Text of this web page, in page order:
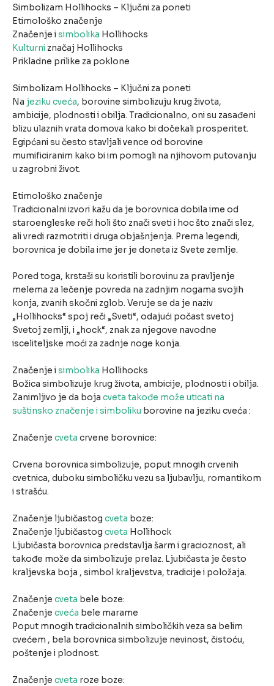
Simbolizam Hollihocks – Ključni za poneti
Etimološko značenje
Značenje isimbolika Hollihocks
Kulturni značaj Hollihocks
Prikladne prilike za poklone
Simbolizam Hollihocks – Ključni za poneti
Na jeziku cveća, borovine simbolizuju krug života,
ambicije, plodnosti i obilja. Tradicionalno, oni su zasađeni
blizu ulaznih vrata domova kako bi dočekali prosperitet.
Egipćani su često stavljali vence od borovine
mumificiranim kako bi im pomogli na njihovom putovanju
u zagrobni život.
Etimološko značenje
Tradicionalni izvori kažu da je borovnica dobila ime od
staroengleske reči holi što znači sveti i hoc što znači slez,
ali vredi razmotriti i druga objašnjenja. Prema legendi,
borovnica je dobila ime jer je doneta iz Svete zemlje.
Pored toga, krstaši su koristili borovinu za pravljenje
melema za lečenje povreda na zadnjim nogama svojih
konja, zvanih skočni zglob. Veruje se da je naziv
„Hollihocks“ spoj reči „Sveti“, odajući počast svetoj
Svetoj zemlji, i „hock“, znak za njegove navodne
isceliteljske moći za zadnje noge konja.
Značenje isimbolika Hollihocks
Božica simbolizuje krug života, ambicije, plodnosti i obilja.
Zanimljivo je da boja cveta takođe može uticati na
suštinsko značenje i simboliku borovine na jeziku cveća :
Značenje cveta crvene borovnice:
Crvena borovnica simbolizuje, poput mnogih crvenih
cvetnica, duboku simboličku vezu sa ljubavlju, romantikom
i strašću.
Značenje ljubičastog cveta boze:
Značenje ljubičastog cveta Hollihock
Ljubičasta borovnica predstavlja šarm i gracioznost, ali
takođe može da simbolizuje prelaz. Ljubičasta je često
kraljevska boja , simbol kraljevstva, tradicije i položaja.
Značenje cveta bele boze:
Značenje cveća bele marame
Poput mnogih tradicionalnih simboličkih veza sa belim
cvećem , bela borovnica simbolizuje nevinost, čistoću,
poštenje i plodnost.
Značenje cveta roze boze: